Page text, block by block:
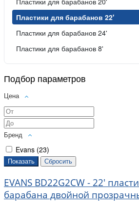
Пластики для барабанов 22'
Пластики для барабанов 24'
Пластики для барабанов 8'
Подбор параметров
Цена
Бренд
Evans (23)
EVANS BD22G2CW - 22'
барабана двойной